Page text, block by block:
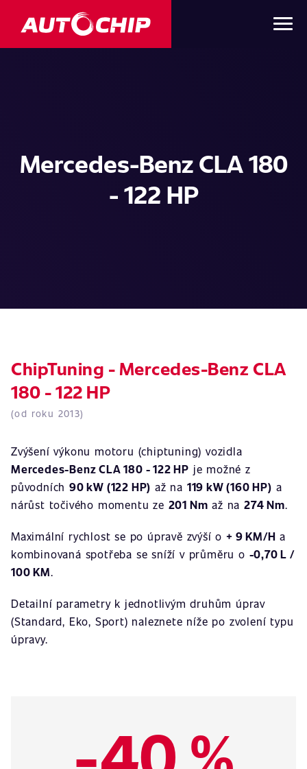
Mercedes-Benz CLA 180
- 122 HP
ChipTuning - Mercedes-Benz CLA
180 - 122 HP
(od roku 2013)
Zvýšení výkonu motoru (chiptuning) vozidla
Mercedes-Benz CLA 180 - 122 HP je možné z
původních90 kW (122 HP) až na 119 kW (160 HP) a
nárůst točivého momentu ze 201 Nm až na274 Nm.
Maximální rychlost se po úpravě zvýší o + 9 KM/H a
kombinovaná spotřeba se sníží v průměru o -0,70 L /
100 KM.
Detailní parametry k jednotlivým druhům úprav
(Standard, Eko, Sport) naleznete níže po zvolení typu
úpravy.